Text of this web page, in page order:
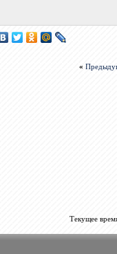
«
Текущее